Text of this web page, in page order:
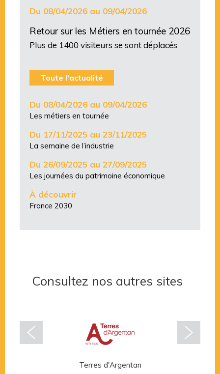
Du 08/04/2026 au 09/04/2026
Retour sur les Métiers en tournée 2026
Plus de 1400 visiteurs se sont déplacés
Toute l'actualité
Du 08/04/2026 au 09/04/2026
Les métiers en tournée
Du 17/11/2025 au 23/11/2025
La semaine de l’industrie
Du 26/09/2025 au 27/09/2025
Les journées du patrimoine économique
À découvrir
France 2030
Consultez nos autres sites
Terres d'Argentan